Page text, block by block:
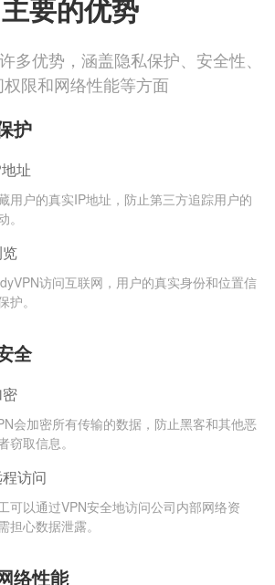
主要的优势
多优势，涵盖隐私保护、安全性、
限和网络性能等方面
护
址
用户的真实IP地址，防止第三方追踪用户的
。
访问互联网，用户的真实身份和位置信
护。
全
会加密所有传输的数据，防止黑客和其他恶
窃取信息。
访问
可以通过VPN安全地访问公司内部网络资
担心数据泄露。
络性能